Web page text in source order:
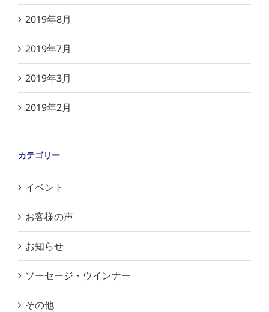
2019年8月
2019年7月
2019年3月
2019年2月
カテゴリー
イベント
お客様の声
お知らせ
ソーセージ・ウインナー
その他